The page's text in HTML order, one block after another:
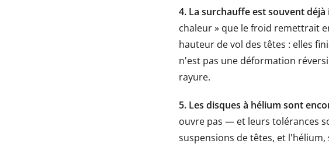
4. La surchauffe est souvent
chaleur » que le froid remettrait
hauteur de vol des têtes : elles
n'est pas une déformation
rayure.
5. Les disques à hélium sont
ouvre pas — et leurs tolérances
suspensions de têtes, et